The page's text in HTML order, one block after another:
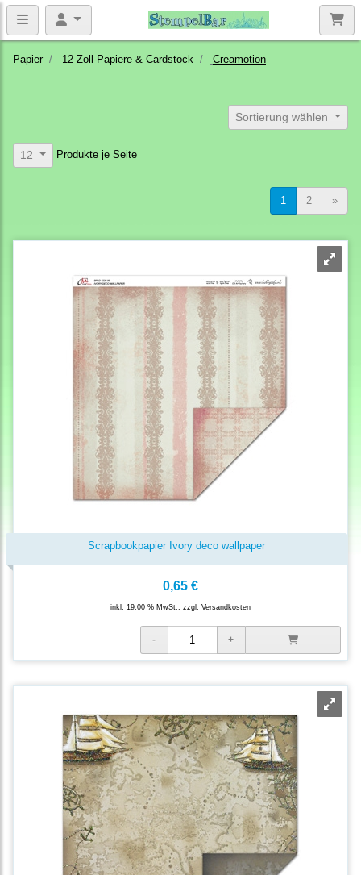
Papier 12 Zoll-Papiere & Cardstock Creamotion
Sortierung wählen
12 Produkte je Seite
1 2 »
Scrapbookpapier Ivory deco wallpaper
0,65 €
inkl. 19,00 % MwSt., zzgl. Versandkosten